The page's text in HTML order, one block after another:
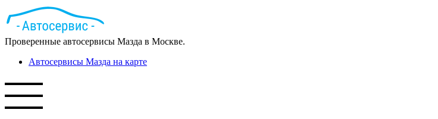
Проверенные автосервисы Мазда в Москве.
Автосервисы Мазда на карте